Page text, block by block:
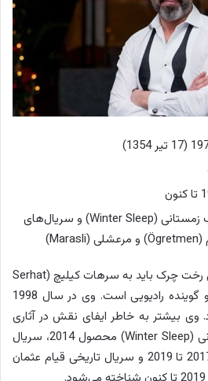
فیلم خواب زمستانی (Winter Sleep) و سریال‌های
از هنرپیشه های سریال ترکی رخت چرک باید به سرهات کیلیچ (Serhat
Kılıç) اشاره کنیم که بازیگر و گوینده رادیویی است. وی در سال 1998
وی بیشتر به خاطر ایفای نقش در آثاری
چون فیلم درام خواب زمستانی (Winter Sleep) محصول 2014، سریال
اکشن قول (Söz) محصول 2017 تا 2019 و سریال تاریخی قیام عثمان